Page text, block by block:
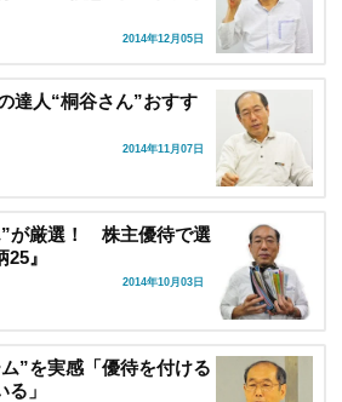
2014年12月05日
達人“桐谷さん”おすす
2014年11月07日
が厳選！ 株主優待で選
』
2014年10月03日
”を実感「優待を付ける
」